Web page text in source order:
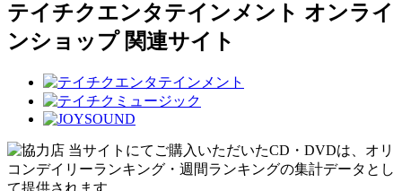
テイチクエンタテインメント オンライ
ンショップ 関連サイト
当サイトにてご購入いただいたCD・DVDは、オリ
コンデイリーランキング・週間ランキングの集計データとし